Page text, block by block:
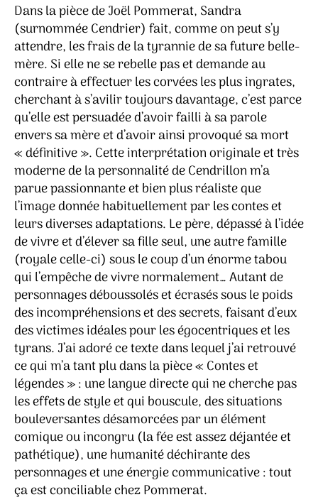
Dans la pièce de Joël Pommerat, Sandra
(surnommée Cendrier) fait, comme on peut s’y
attendre, les frais de la tyrannie de sa future belle-
mère. Si elle ne se rebelle pas et demande au
contraire à effectuer les corvées les plus ingrates,
cherchant à s’avilir toujours davantage, c’est parce
qu’elle est persuadée d’avoir failli à sa parole
envers sa mère et d’avoir ainsi provoqué sa mort
« définitive ». Cette interprétation originale et très
moderne de la personnalité de Cendrillon m’a
parue passionnante et bien plus réaliste que
l’image donnée habituellement par les contes et
leurs diverses adaptations. Le père, dépassé à l’idée
de vivre et d’élever sa fille seul, une autre famille
(royale celle-ci) sous le coup d’un énorme tabou
qui l’empêche de vivre normalement… Autant de
personnages déboussolés et écrasés sous le poids
des incompréhensions et des secrets, faisant d’eux
des victimes idéales pour les égocentriques et les
tyrans. J’ai adoré ce texte dans lequel j’ai retrouvé
ce qui m’a tant plu dans la pièce « Contes et
légendes » : une langue directe qui ne cherche pas
les effets de style et qui bouscule, des situations
bouleversantes désamorcées par un élément
comique ou incongru (la fée est assez déjantée et
pathétique), une humanité déchirante des
personnages et une énergie communicative : tout
ça est conciliable chez Pommerat.